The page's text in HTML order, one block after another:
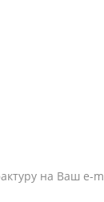
на Ваш